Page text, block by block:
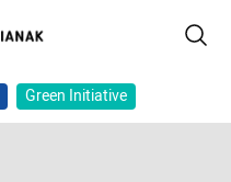
Green Initiative